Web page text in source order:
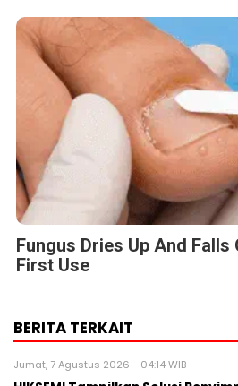
Fungus Dries Up And
First Use
BERITA TERKAIT
Jumat, 7 Agustus 2026 - 04:14 WIB